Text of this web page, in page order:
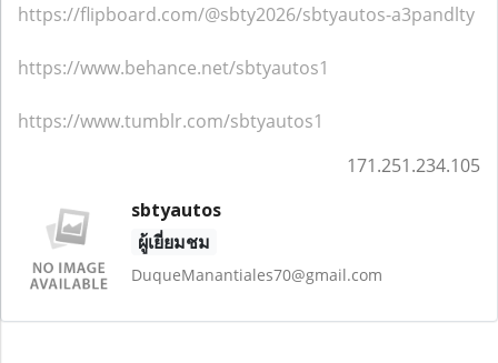
https://flipboard.com/@sbty2026/sbtyautos-a3pandlty
https://www.behance.net/sbtyautos1
https://www.tumblr.com/sbtyautos1
171.251.234.105
sbtyautos
ผู้เยี่ยมชม
DuqueManantiales70@gmail.com